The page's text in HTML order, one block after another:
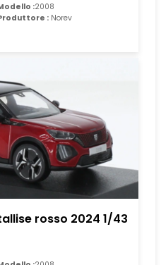
:2008
: Norev
rosso 2024 1/43